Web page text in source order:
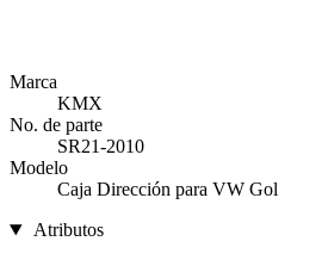
Marca
KMX
No. de parte
SR21-2010
Modelo
Caja Dirección para VW Gol
Atributos